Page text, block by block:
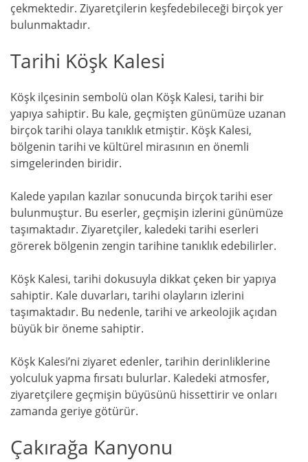
çekmektedir. Ziyaretçilerin keşfedebileceği birçok yer
bulunmaktadır.
Tarihi Köşk Kalesi
Köşk ilçesinin sembolü olan Köşk Kalesi, tarihi bir
yapıya sahiptir. Bu kale, geçmişten günümüze uzanan
birçok tarihi olaya tanıklık etmiştir. Köşk Kalesi,
bölgenin tarihi ve kültürel mirasının en önemli
simgelerinden biridir.
Kalede yapılan kazılar sonucunda birçok tarihi eser
bulunmuştur. Bu eserler, geçmişin izlerini günümüze
taşımaktadır. Ziyaretçiler, kaledeki tarihi eserleri
görerek bölgenin zengin tarihine tanıklık edebilirler.
Köşk Kalesi, tarihi dokusuyla dikkat çeken bir yapıya
sahiptir. Kale duvarları, tarihi olayların izlerini
taşımaktadır. Bu nedenle, tarihi ve arkeolojik açıdan
büyük bir öneme sahiptir.
Köşk Kalesi’ni ziyaret edenler, tarihin derinliklerine
yolculuk yapma fırsatı bulurlar. Kaledeki atmosfer,
ziyaretçilere geçmişin büyüsünü hissettirir ve onları
zamanda geriye götürür.
Çakırağa Kanyonu